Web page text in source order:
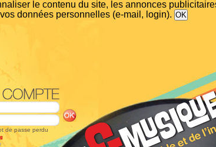
le contenu du site, les annonces
données personnelles (e-mail, login).
de passe perdu